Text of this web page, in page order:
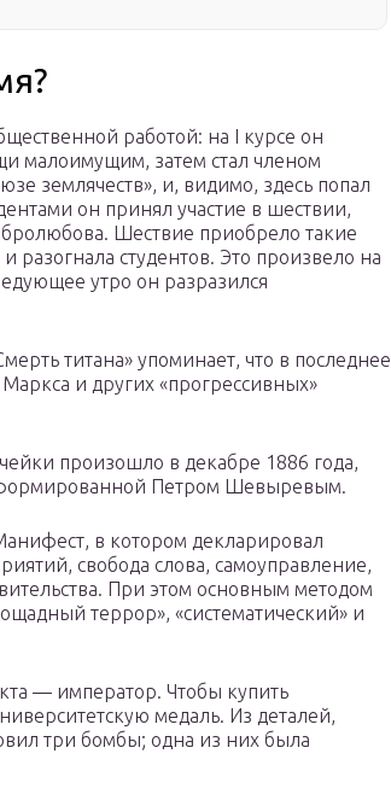
работой: на I курсе он
малоимущим, затем стал членом
землячеств», и, видимо, здесь попал
он принял участие в шествии,
Шествие приобрело такие
разогнала студентов. Это произвело на
утро он разразился
титана» упоминает, что в последнее
и других «прогрессивных»
произошло в декабре 1886 года,
Петром Шевыревым.
в котором декларировал
свобода слова, самоуправление,
При этом основным методом
террор», «систематический» и
— император. Чтобы купить
медаль. Из деталей,
три бомбы; одна из них была